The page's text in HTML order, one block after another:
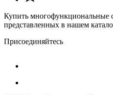
Купить многофункциональные
представленных в нашем
Присоединяйтесь